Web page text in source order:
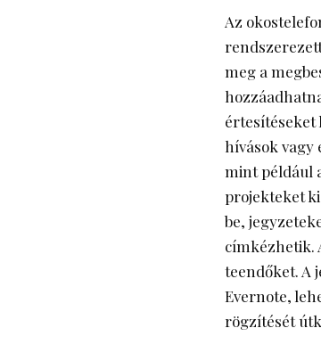
Az
meg a
értesítéseket
hívások vagy
mint például
projekteket
be,
címkézhetik.
teendőket. A
Evernote,
rögzítését